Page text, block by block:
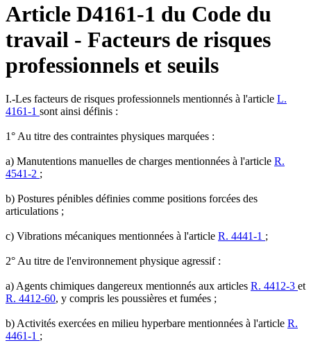
Article D4161-1 du Code du
travail - Facteurs de risques
professionnels et seuils
I.-Les facteurs de risques professionnels mentionnés à l'article L.
4161-1 sont ainsi définis :
1° Au titre des contraintes physiques marquées :
a) Manutentions manuelles de charges mentionnées à l'article R.
4541-2 ;
b) Postures pénibles définies comme positions forcées des
articulations ;
c) Vibrations mécaniques mentionnées à l'article R. 4441-1 ;
2° Au titre de l'environnement physique agressif :
a) Agents chimiques dangereux mentionnés aux articles R. 4412-3 et
R. 4412-60, y compris les poussières et fumées ;
b) Activités exercées en milieu hyperbare mentionnées à l'article R.
4461-1 ;